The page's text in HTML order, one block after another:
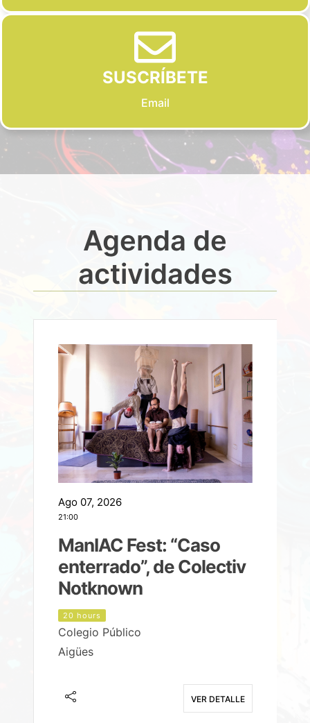
SUSCRÍBETE
Email
Agenda de
actividades
Ago 07, 2026
21:00
ManIAC Fest: “Caso
enterrado”, de Colectiv
Notknown
20 hours
Colegio Público
Aigües
VER DETALLE